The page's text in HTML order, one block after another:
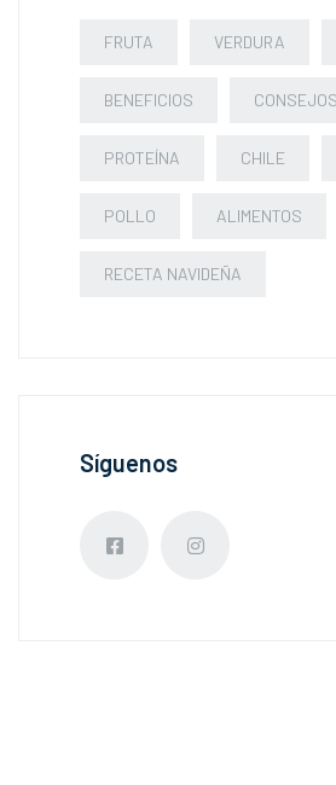
FRUTA VERDURA
BENEFICIOS CONSEJOS
PROTEÍNA CHILE
POLLO ALIMENTOS
RECETA NAVIDEÑA
Síguenos